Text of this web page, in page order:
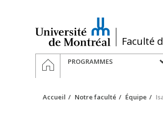
/Faculté
Navigation
principale
ACCUEILPROGRAMMES
Accueil Notre faculté Équipe